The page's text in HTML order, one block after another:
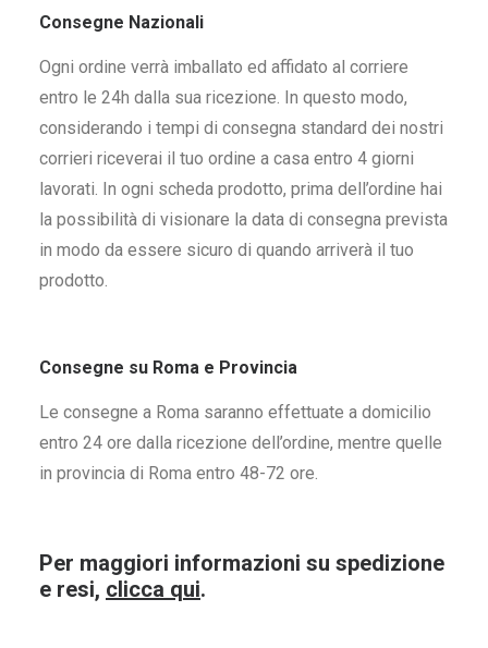
Consegne Nazionali
Ogni ordine verrà imballato ed affidato al corriere
entro le 24h dalla sua ricezione. In questo modo,
considerando i tempi di consegna standard dei nostri
corrieri riceverai il tuo ordine a casa entro 4 giorni
lavorati. In ogni scheda prodotto, prima dell’ordine hai
la possibilità di visionare la data di consegna prevista
in modo da essere sicuro di quando arriverà il tuo
prodotto.
Consegne su Roma e Provincia
Le consegne a Roma saranno effettuate a domicilio
entro 24 ore dalla ricezione dell’ordine, mentre quelle
in provincia di Roma entro 48-72 ore.
Per maggiori informazioni su spedizione
e resi, clicca qui.